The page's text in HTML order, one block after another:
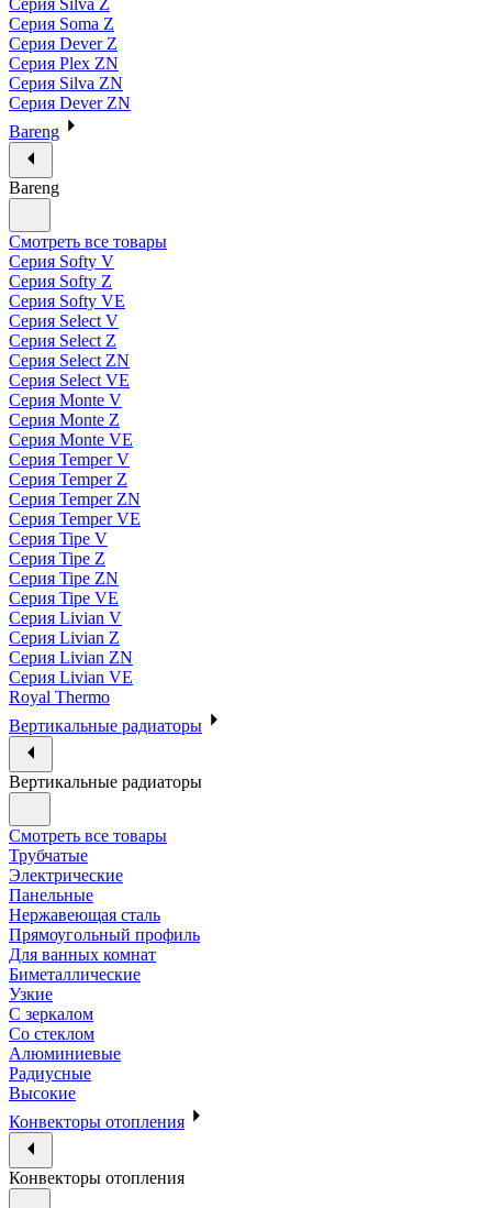
Серия Silva Z
Серия Soma Z
Серия Dever Z
Серия Plex ZN
Серия Silva ZN
Серия Dever ZN
Bareng
Bareng
Смотреть все товары
Серия Softy V
Серия Softy Z
Серия Softy VE
Серия Select V
Серия Select Z
Серия Select ZN
Серия Select VE
Серия Monte V
Серия Monte Z
Серия Monte VE
Серия Temper V
Серия Temper Z
Серия Temper ZN
Серия Temper VE
Серия Tipe V
Серия Tipe Z
Серия Tipe ZN
Серия Tipe VE
Серия Livian V
Серия Livian Z
Серия Livian ZN
Серия Livian VE
Royal Thermo
Вертикальные радиаторы
Вертикальные радиаторы
Смотреть все товары
Трубчатые
Электрические
Панельные
Нержавеющая сталь
Прямоугольный профиль
Для ванных комнат
Биметаллические
Узкие
С зеркалом
Со стеклом
Алюминиевые
Радиусные
Высокие
Конвекторы отопления
Конвекторы отопления